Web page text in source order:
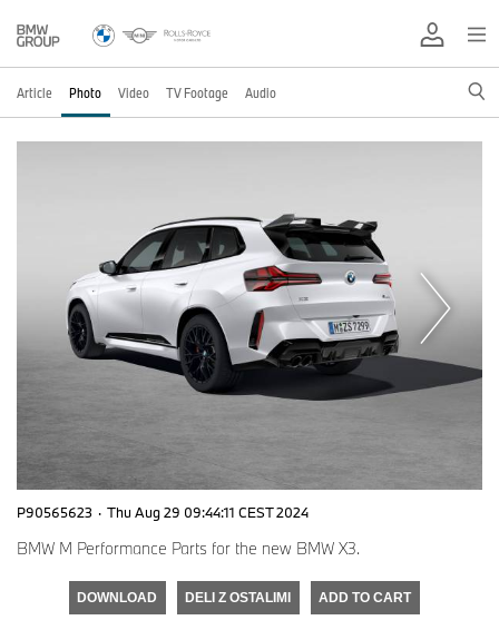
Article Photo Video TV Footage Audio
P90565623 · Thu Aug 29 09:44:11 CEST 2024
BMW M Performance Parts for the new BMW X3.
DOWNLOAD DELI Z OSTALIMI ADD TO CART